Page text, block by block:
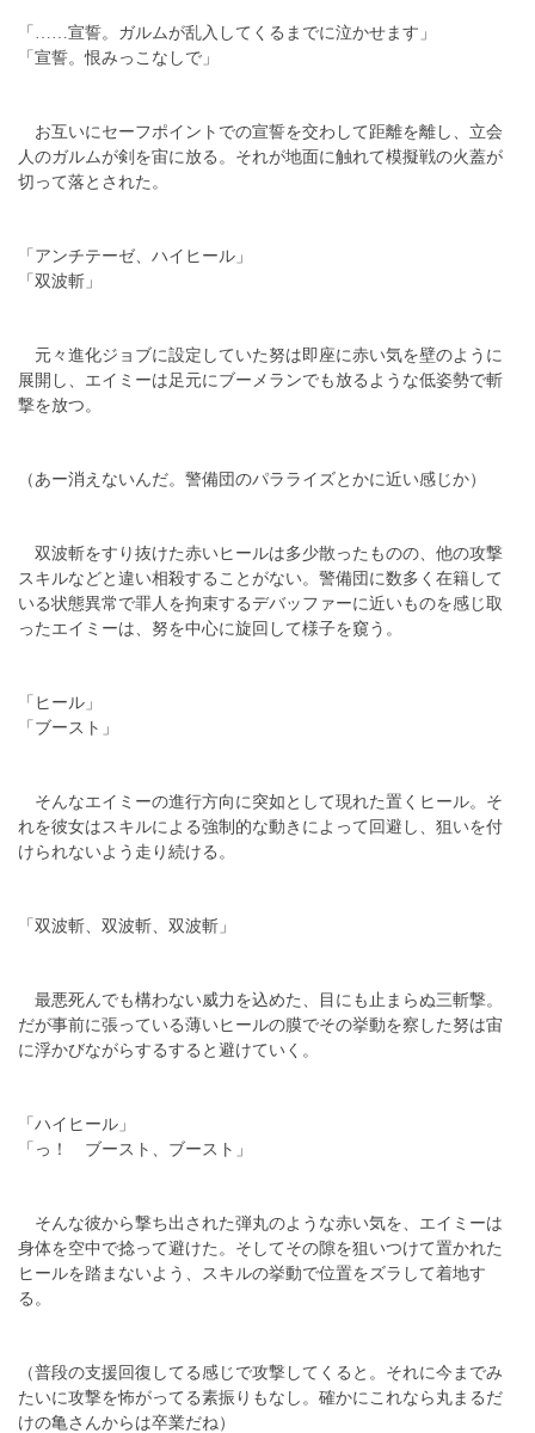
「……宣誓。ガルムが乱入してくるまでに泣かせます」
「宣誓。恨みっこなしで」
お互いにセーフポイントでの宣誓を交わして距離を離し、立会
人のガルムが剣を宙に放る。それが地面に触れて模擬戦の火蓋が
切って落とされた。
「アンチテーゼ、ハイヒール」
「双波斬」
元々進化ジョブに設定していた努は即座に赤い気を壁のように
展開し、エイミーは足元にブーメランでも放るような低姿勢で斬
撃を放つ。
（あー消えないんだ。警備団のパラライズとかに近い感じか）
双波斬をすり抜けた赤いヒールは多少散ったものの、他の攻撃
スキルなどと違い相殺することがない。警備団に数多く在籍して
いる状態異常で罪人を拘束するデバッファーに近いものを感じ取
ったエイミーは、努を中心に旋回して様子を窺う。
「ヒール」
「ブースト」
そんなエイミーの進行方向に突如として現れた置くヒール。そ
れを彼女はスキルによる強制的な動きによって回避し、狙いを付
けられないよう走り続ける。
「双波斬、双波斬、双波斬」
最悪死んでも構わない威力を込めた、目にも止まらぬ三斬撃。
だが事前に張っている薄いヒールの膜でその挙動を察した努は宙
に浮かびながらするすると避けていく。
「ハイヒール」
「っ！ ブースト、ブースト」
そんな彼から撃ち出された弾丸のような赤い気を、エイミーは
身体を空中で捻って避けた。そしてその隙を狙いつけて置かれた
ヒールを踏まないよう、スキルの挙動で位置をズラして着地す
る。
（普段の支援回復してる感じで攻撃してくると。それに今までみ
たいに攻撃を怖がってる素振りもなし。確かにこれなら丸まるだ
けの亀さんからは卒業だね）